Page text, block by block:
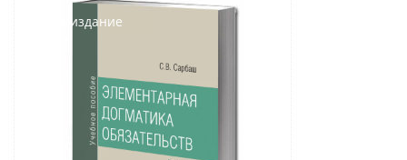
Новое издание